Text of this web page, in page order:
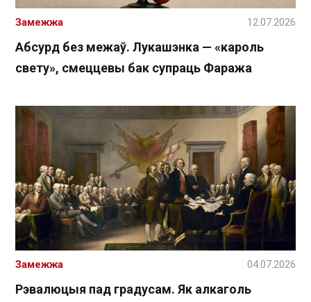
Абсурд без межаў. Лукашэнка — «кароль
свету», смеццевы бак супраць Фаража
Замежжа 12.07.2026
Рэвалюцыя пад градусам. Як алкаголь
Замежжа 04.07.2026